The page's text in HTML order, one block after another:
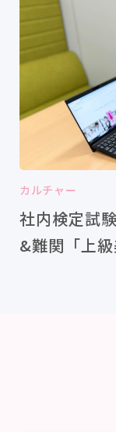
カルチャー
社内検定試
&難関「上級